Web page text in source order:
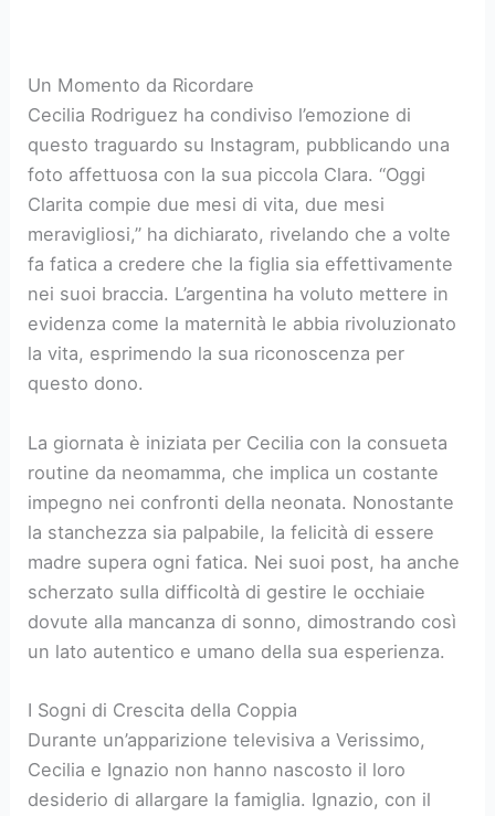
Un Momento da Ricordare
Cecilia Rodriguez ha condiviso l’emozione di
questo traguardo su Instagram, pubblicando una
foto affettuosa con la sua piccola Clara. “Oggi
Clarita compie due mesi di vita, due mesi
meravigliosi,” ha dichiarato, rivelando che a volte
fa fatica a credere che la figlia sia effettivamente
nei suoi braccia. L’argentina ha voluto mettere in
evidenza come la maternità le abbia rivoluzionato
la vita, esprimendo la sua riconoscenza per
questo dono.
La giornata è iniziata per Cecilia con la consueta
routine da neomamma, che implica un costante
impegno nei confronti della neonata. Nonostante
la stanchezza sia palpabile, la felicità di essere
madre supera ogni fatica. Nei suoi post, ha anche
scherzato sulla difficoltà di gestire le occhiaie
dovute alla mancanza di sonno, dimostrando così
un lato autentico e umano della sua esperienza.
I Sogni di Crescita della Coppia
Durante un’apparizione televisiva a Verissimo,
Cecilia e Ignazio non hanno nascosto il loro
desiderio di allargare la famiglia. Ignazio, con il